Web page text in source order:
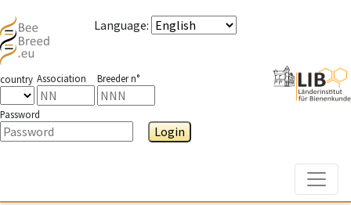
Language:
country Association Breeder n°
Password
Login